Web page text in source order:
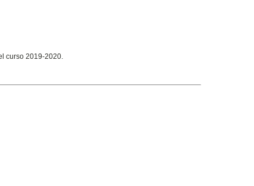
curso 2019-2020.